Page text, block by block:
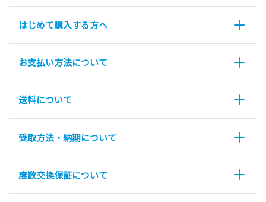
はじめて購入する方へ
お支払い方法について
送料について
受取方法・納期について
度数交換保証について